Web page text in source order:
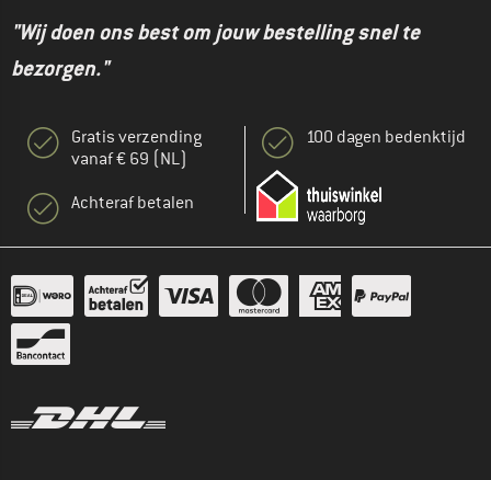
"Wij doen ons best om jouw bestelling snel te
bezorgen."
Gratis verzending
vanaf € 69 (NL)
Achteraf betalen
100 dagen bedenktijd